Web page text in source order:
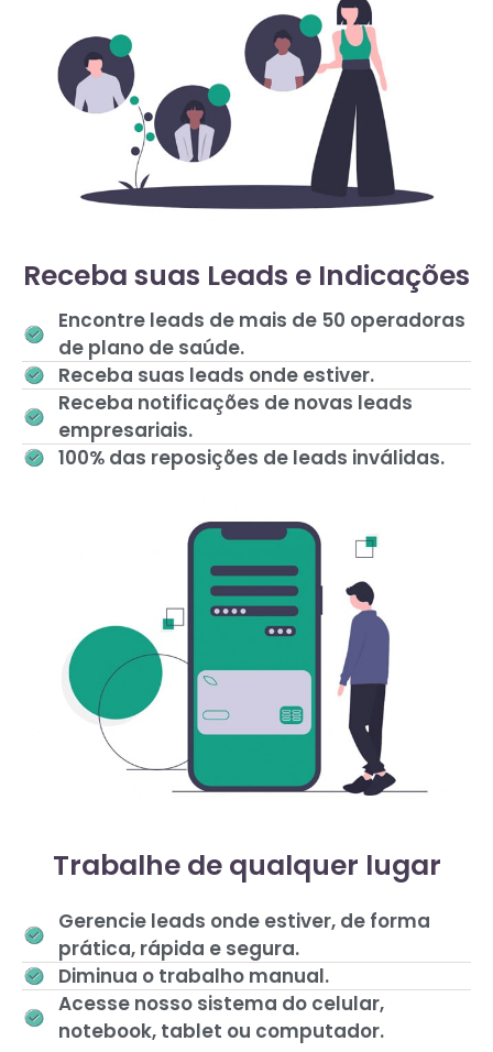
Receba suas Leads e Indicações
Encontre leads de mais de 50 operadoras
de plano de saúde.
Receba suas leads onde estiver.
Receba notificações de novas leads
empresariais.
100% das reposições de leads inválidas.
Trabalhe de qualquer lugar
Gerencie leads onde estiver, de forma
prática, rápida e segura.
Diminua o trabalho manual.
Acesse nosso sistema do celular,
notebook, tablet ou computador.